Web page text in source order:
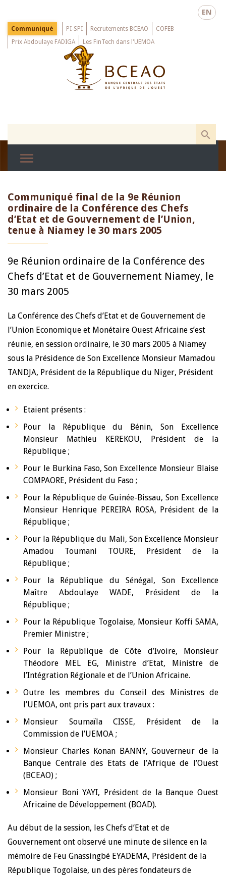
main
EN
Menu
Top
Communiqué PI-SPI Recrutements BCEAO
COFEB
Prix Abdoulaye FADIGA
Les FinTech dans l'UEMOA
Communiqué final de la 9e Réunion
ordinaire de la Conférence des Chefs
d’Etat et de Gouvernement de l’Union,
tenue à Niamey le 30 mars 2005
9e Réunion ordinaire de la Conférence des
Chefs d’Etat et de Gouvernement Niamey, le
30 mars 2005
La Conférence des Chefs d’Etat et de Gouvernement de
l’Union Economique et Monétaire Ouest Africaine s’est
réunie, en session ordinaire, le 30 mars 2005 à Niamey
sous la Présidence de Son Excellence Monsieur Mamadou
TANDJA, Président de la République du Niger, Président
en exercice.
Etaient présents :
Pour la République du Bénin, Son Excellence
Monsieur Mathieu KEREKOU, Président de la
République ;
Pour le Burkina Faso, Son Excellence Monsieur Blaise
COMPAORE, Président du Faso ;
Pour la République de Guinée-Bissau, Son Excellence
Monsieur Henrique PEREIRA ROSA, Président de la
République ;
Pour la République du Mali, Son Excellence Monsieur
Amadou Toumani TOURE, Président de la
République ;
Pour la République du Sénégal, Son Excellence
Maître Abdoulaye WADE, Président de la
République ;
Pour la République Togolaise, Monsieur Koffi SAMA,
Premier Ministre ;
Pour la République de Côte d’Ivoire, Monsieur
Théodore MEL EG, Ministre d’Etat, Ministre de
l’Intégration Régionale et de l’Union Africaine.
Outre les membres du Conseil des Ministres de
l’UEMOA, ont pris part aux travaux :
Monsieur Soumaïla CISSE, Président de la
Commission de l’UEMOA ;
Monsieur Charles Konan BANNY, Gouverneur de la
Banque Centrale des Etats de l’Afrique de l’Ouest
(BCEAO) ;
Monsieur Boni YAYI, Président de la Banque Ouest
Africaine de Développement (BOAD).
Au début de la session, les Chefs d’Etat et de
Gouvernement ont observé une minute de silence en la
mémoire de Feu Gnassingbé EYADEMA, Président de la
République Togolaise, un des pères fondateurs de